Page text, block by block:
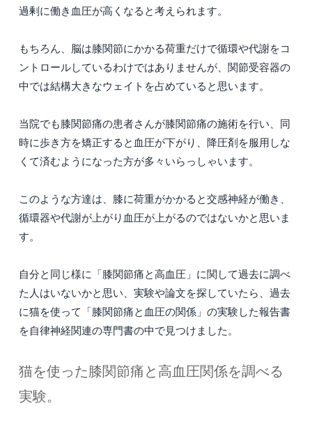
過剰に働き血圧が高くなると考えられます。
もちろん、脳は膝関節にかかる荷重だけで循環や代謝をコ
ントロールしているわけではありませんが、関節受容器の
中では結構大きなウェイトを占めていると思います。
当院でも膝関節痛の患者さんが膝関節痛の施術を行い、同
時に歩き方を矯正すると血圧が下がり、降圧剤を服用しな
くて済むようになった方が多々いらっしゃいます。
このような方達は、膝に荷重がかかると交感神経が働き、
循環器や代謝が上がり血圧が上がるのではないかと思いま
す。
自分と同じ様に「膝関節痛と高血圧」に関して過去に調べ
た人はいないかと思い、実験や論文を探していたら、過去
に猫を使って「膝関節痛と血圧の関係」の実験した報告書
を自律神経関連の専門書の中で見つけました。
猫を使った膝関節痛と高血圧関係を調べる
実験。